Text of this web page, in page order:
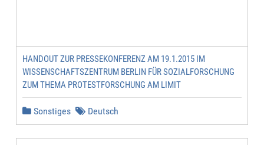
HANDOUT ZUR PRESSEKONFERENZ AM 19.1.2015 IM
WISSENSCHAFTSZENTRUM BERLIN FÜR SOZIALFORSCHUNG
ZUM THEMA PROTESTFORSCHUNG AM LIMIT
Sonstiges Deutsch